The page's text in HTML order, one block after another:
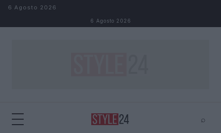
Salta al contenuto
6 Agosto 2026
6 Agosto 2026
⌕